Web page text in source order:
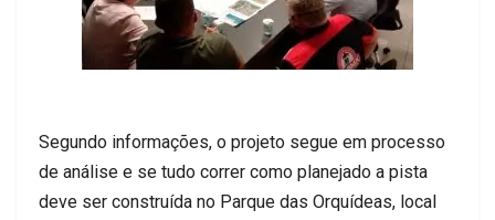
Segundo informações, o projeto segue em processo
de análise e se tudo correr como planejado a pista
deve ser construída no Parque das Orquídeas, local